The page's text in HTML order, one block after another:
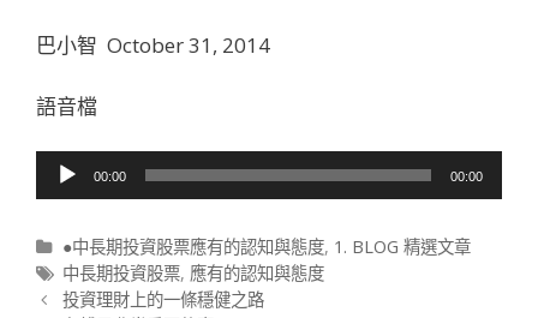
巴小智 October 31, 2014
語音檔
訊
放
器
00:00 00:00
分類
●中長期投資股票應有的認知與態度, 1. BLOG 精選文章
標籤
中長期投資股票, 應有的認知與態度
文章導航列
投資理財上的一條穩健之路